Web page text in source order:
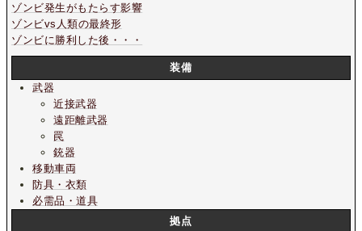
ゾンビ発生がもたらす影響
ゾンビvs人類の最終形
ゾンビに勝利した後・・・
装備
武器
近接武器
遠距離武器
罠
銃器
移動車両
防具・衣類
必需品・道具
拠点